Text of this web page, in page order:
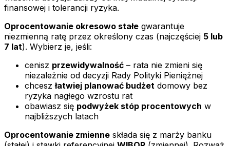
finansowej i tolerancji ryzyka.
Oprocentowanie okresowo stałe gwarantuje
niezmienną ratę przez określony czas (najczęściej 5 lub
7 lat). Wybierz je, jeśli:
cenisz przewidywalność – rata nie zmieni się
niezależnie od decyzji Rady Polityki Pieniężnej
chceszłatwiej planować budżet domowy bez
ryzyka nagłego wzrostu rat
obawiasz się podwyżek stóp procentowych w
najbliższych latach
Oprocentowanie zmienne składa się z marży banku